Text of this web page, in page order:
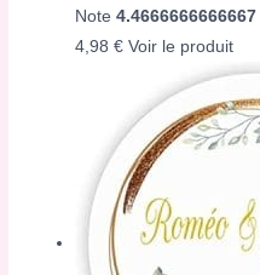
Note4.4666666666667
4,98€ Voir le produit